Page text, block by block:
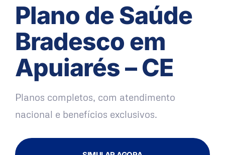
Plano de Saúde
Bradesco em
Apuiarés – CE
Planos completos, com atendimento
nacional e benefícios exclusivos.